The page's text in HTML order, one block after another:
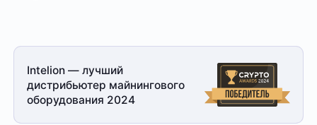
Intelion — лучший
дистрибьютер майнингового
оборудования 2024